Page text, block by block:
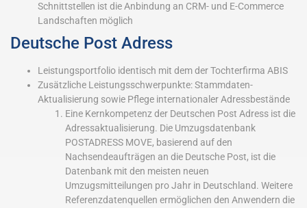
Schnittstellen ist die Anbindung an CRM- und E-Commerce
Landschaften möglich
Deutsche Post Adress
Leistungsportfolio identisch mit dem der Tochterfirma ABIS
Zusätzliche Leistungsschwerpunkte: Stammdaten-
Aktualisierung sowie Pflege internationaler Adressbestände
Eine Kernkompetenz der Deutschen Post Adress ist die
Adressaktualisierung. Die Umzugsdatenbank
POSTADRESS MOVE, basierend auf den
Nachsendeaufträgen an die Deutsche Post, ist die
Datenbank mit den meisten neuen
Umzugsmitteilungen pro Jahr in Deutschland. Weitere
Referenzdatenquellen ermöglichen den Anwendern die